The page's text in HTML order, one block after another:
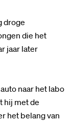
droge
die het
jaar later
naar het labo
hij met de
het belang van